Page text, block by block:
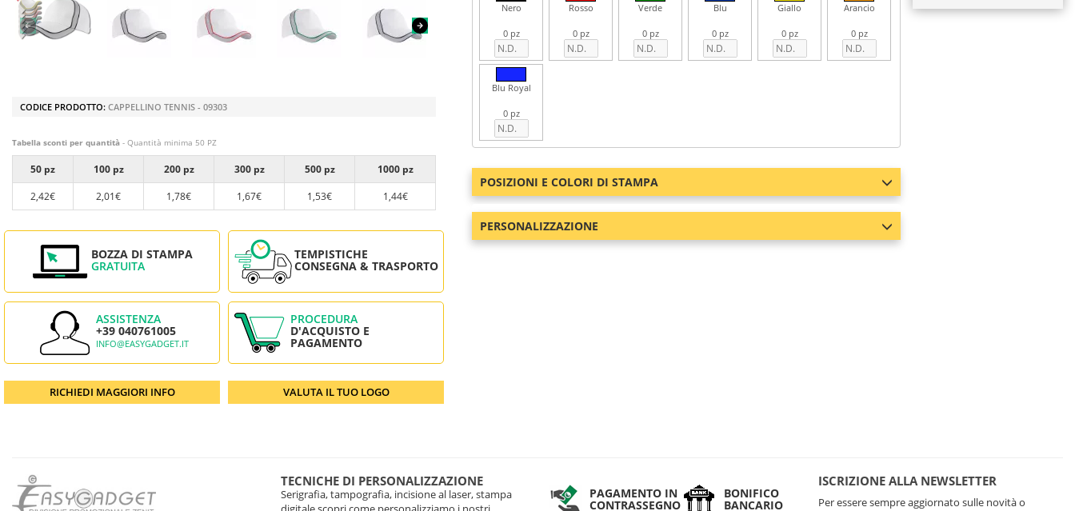
CODICE PRODOTTO: CAPPELLINO TENNIS - 09303
Tabella sconti per quantità - Quantità minima 50 PZ
50 pz 100 pz 200 pz 300 pz 500 pz
1000 pz
2,42€
2,01€ 1,78€ 1,67€ 1,53€ 1,44€
BOZZA DI STAMPA
GRATUITA
TEMPISTICHE
CONSEGNA & TRASPORTO
ASSISTENZA
+39 040761005
INFO@EASYGADGET.IT
PROCEDURA
D'ACQUISTO E
PAGAMENTO
RICHIEDI MAGGIORI INFO VALUTA IL TUO LOGO
Nero
0 pz
Rosso
0 pz
Verde
0 pz
Blu
0 pz
Giallo
0 pz
Arancio
0 pz
Blu Royal
0 pz
POSIZIONI E COLORI DI STAMPA
PERSONALIZZAZIONE
TECNICHE DI PERSONALIZZAZIONE
Serigrafia, tampografia, incisione al laser, stampa
PAGAMENTO IN
CONTRASSEGNO
BONIFICO
BANCARIO
ISCRIZIONE ALLA NEWSLETTER
Per essere sempre aggiornato sulle novità o